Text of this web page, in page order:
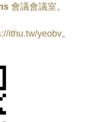
會議會議室。
ithu.tw/yeobv。